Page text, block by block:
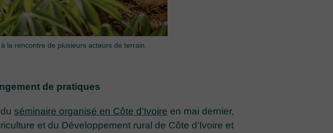
la rencontre de plusieurs acteurs de terrain.
de pratiques
séminaire organisé en Côte d’Ivoire en mai dernier,
et du Développement rural de Côte d’Ivoire et